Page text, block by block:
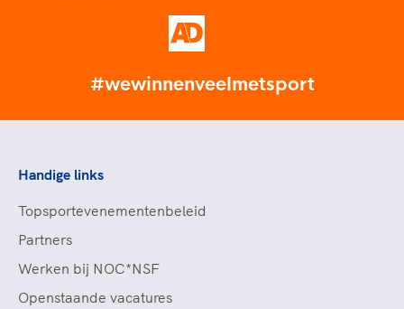
#wewinnenveelmetsport
Handige links
Topsportevenementenbeleid
Partners
Werken bij NOC*NSF
Openstaande vacatures